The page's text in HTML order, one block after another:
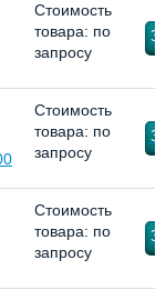
Стоимость
товара: по
запросу
Стоимость
товара: по
запросу
Стоимость
товара: по
запросу